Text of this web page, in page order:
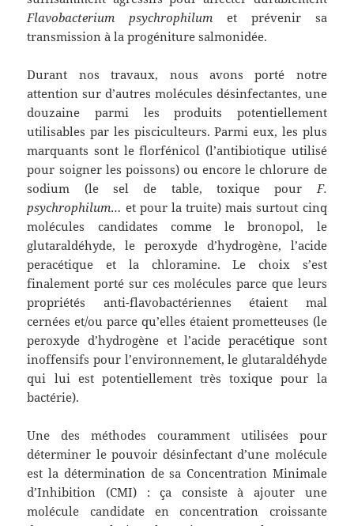
Flavobacterium psychrophilum et prévenir sa
transmission à la progéniture salmonidée.
Durant nos travaux, nous avons porté notre
attention sur d’autres molécules désinfectantes, une
douzaine parmi les produits potentiellement
utilisables par les pisciculteurs. Parmi eux, les plus
marquants sont le florfénicol (l’antibiotique utilisé
pour soigner les poissons) ou encore le chlorure de
sodium (le sel de table, toxique pour F.
psychrophilum… et pour la truite) mais surtout cinq
molécules candidates comme le bronopol, le
glutaraldéhyde, le peroxyde d’hydrogène, l’acide
peracétique et la chloramine. Le choix s’est
finalement porté sur ces molécules parce que leurs
propriétés anti-flavobactériennes étaient mal
cernées et/ou parce qu’elles étaient prometteuses (le
peroxyde d’hydrogène et l’acide peracétique sont
inoffensifs pour l’environnement, le glutaraldéhyde
qui lui est potentiellement très toxique pour la
bactérie).
Une des méthodes couramment utilisées pour
déterminer le pouvoir désinfectant d’une molécule
est la détermination de sa Concentration Minimale
d’Inhibition (CMI) : ça consiste à ajouter une
molécule candidate en concentration croissante